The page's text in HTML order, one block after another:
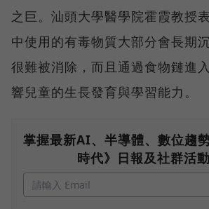
之巨。汕頭大學醫學院霍霞教授
中使用的有毒物質大部分會長期
很難被消除，而且通過食物鏈進
響兒童的生長發育與學習能力。
掌握最新AI、半導體、數位趨
時代》日報及社群活